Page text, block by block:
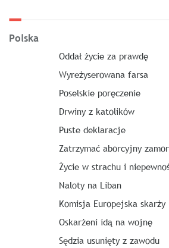
Polska
Oddał życie za prawdę
Wyreżyserowana farsa
Poselskie poręczenie
Drwiny z katolików
Puste deklaracje
Zatrzymać aborcyjny
Życie w strachu i
Naloty na Liban
Komisja Europejska skarży
Oskarżeni idą na wojnę
Sędzia usunięty z zawodu